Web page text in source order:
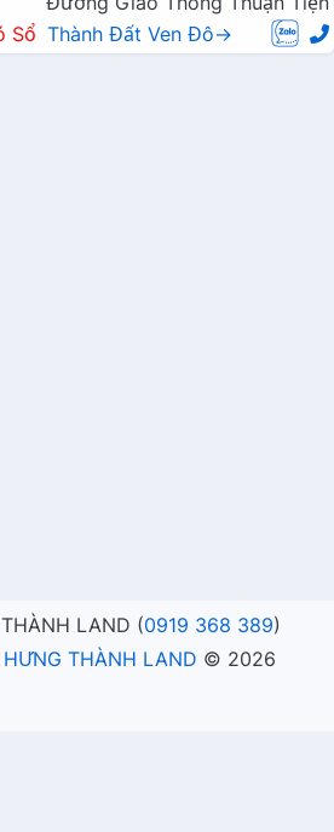
Sổ Thành Đất Ven Đô→
LAND (0919 368 389)
THÀNH LAND © 2026